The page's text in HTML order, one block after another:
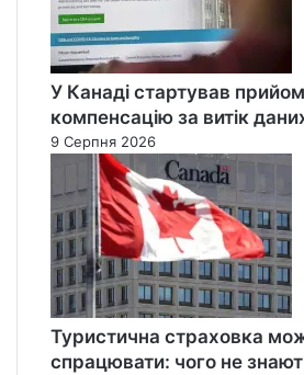
У Канаді стартував
компенсацію за витік
9 Серпня 2026
Туристична страховка
спрацювати: чого не